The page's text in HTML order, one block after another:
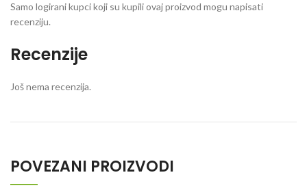
Recenzije
Još nema recenzija.
Samo logirani kupci koji su kupili ovaj proizvod mogu napisati
recenziju.
POVEZANI PROIZVODI